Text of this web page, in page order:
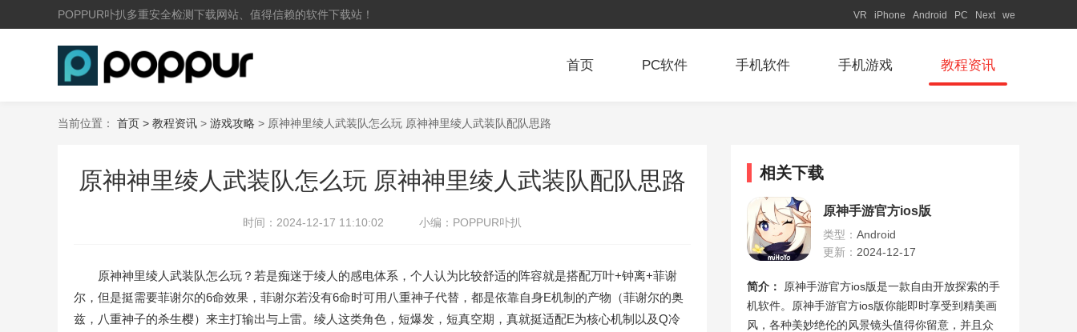
POPPUR卟扒多重安全检测下载网站、值得信赖的软件下载站！ VR iPhone Android PC Next we
首页 PC软件 手机软件 手机游戏 教程资讯
当前位置： 首页 > 教程资讯 > 游戏攻略 > 原神神里绫人武装队怎么玩 原神神里绫人武装队配队思路
原神神里绫人武装队怎么玩 原神神里绫人武装队配队思路
时间： 2024-12-17 11:10:02 小编： POPPUR卟扒
原神神里绫人武装队怎么玩？若是痴迷于绫人的感电体系，个人认为比较舒适的阵容就是搭配万叶+钟离+菲谢
尔，但是挺需要菲谢尔的6命效果，菲谢尔若没有6命时可用八重神子代替，都是依靠自身E机制的产物（菲谢尔的奥
兹，八重神子的杀生樱）来主打输出与上雷。绫人这类角色，短爆发，短真空期，真就挺适配E为核心机制以及Q冷
相关下载
原神手游官方ios版
类型： Android
更新： 2024-12-17
简介：
原神手游官方ios版是一款自由开放探索的手
机软件。原神手游官方ios版你能即时享受到精美画
风，各种美妙绝伦的风景镜头值得你留意，并且众